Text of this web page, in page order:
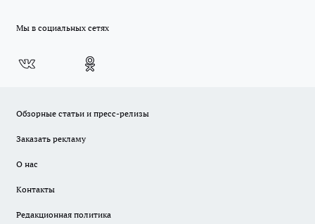
Мы в социальных сетях
Обзорные статьи и пресс-релизы
Заказать рекламу
О нас
Контакты
Редакционная политика